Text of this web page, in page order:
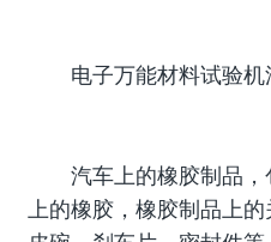
电子万能材料试验机
汽车上的橡胶制品，
上的橡胶，橡胶制品上